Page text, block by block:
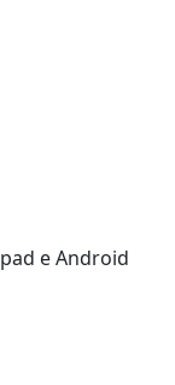
e Android